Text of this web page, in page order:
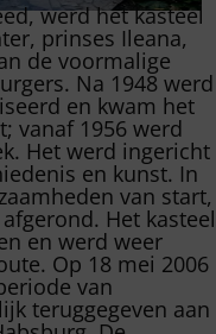
werd het kasteel
prinses Ileana,
de voormalige
Na 1948 werd
en kwam het
vanaf 1956 werd
Het werd ingericht
en kunst. In
van start,
Het kasteel
en werd weer
Op 18 mei 2006
van
teruggegeven aan